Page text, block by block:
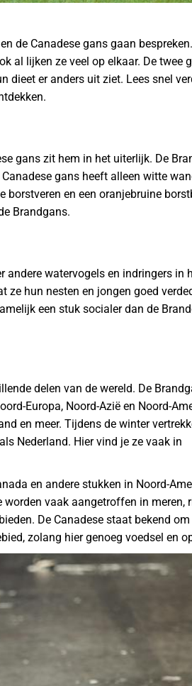
de Canadese gans gaan
al lijken ze veel op elkaar. De twee
dieet er anders uit ziet. Lees snel
gans zit hem in het uiterlijk. De
gans heeft alleen witte
en een oranjebruine
Brandgans.
andere watervogels en indringers in
ze hun nesten en jongen goed
een stuk socialer dan de
delen van de wereld. De
Europa, Noord-Azië en Noord-
en meer. Tijdens de winter
Nederland. Hier vind je ze vaak in
en andere stukken in Noord-
vaak aangetroffen in meren,
De Canadese staat bekend
zolang hier genoeg voedsel en